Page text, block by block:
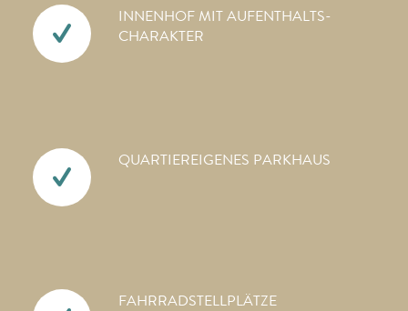
INNENHOF MIT AUFENTHALTS­
CHARAKTER
QUARTIEREIGENES PARKHAUS
FAHRRAD­STELLPLÄTZE